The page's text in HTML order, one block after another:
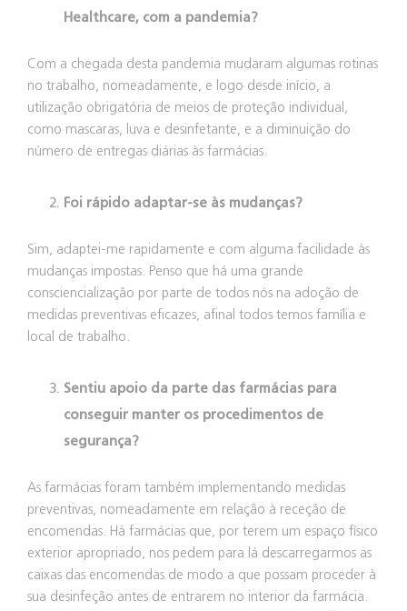
Healthcare, com a pandemia?
Com a chegada desta pandemia mudaram algumas rotinas
no trabalho, nomeadamente, e logo desde início, a
utilização obrigatória de meios de proteção individual,
como mascaras, luva e desinfetante, e a diminuição do
número de entregas diárias às farmácias.
Foi rápido adaptar-se às mudanças?
Sim, adaptei-me rapidamente e com alguma facilidade às
mudanças impostas. Penso que há uma grande
consciencialização por parte de todos nós na adoção de
medidas preventivas eficazes, afinal todos temos família e
local de trabalho.
Sentiu apoio da parte das farmácias para
conseguir manter os procedimentos de
segurança?
As farmácias foram também implementando medidas
preventivas, nomeadamente em relação à receção de
encomendas. Há farmácias que, por terem um espaço físico
exterior apropriado, nos pedem para lá descarregarmos as
caixas das encomendas de modo a que possam proceder à
sua desinfeção antes de entrarem no interior da farmácia.